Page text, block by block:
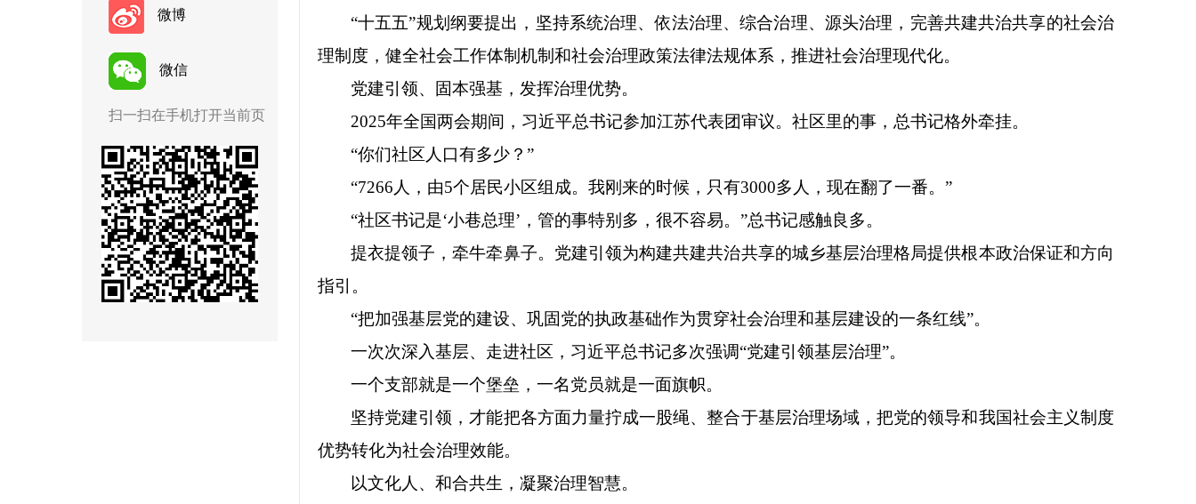
微博
微信
扫一扫在手机打开当前页
“十五五”规划纲要提出，坚持系统治理、依法治理、综合治理、源头治理，完善共建共治共享的社会治
理制度，健全社会工作体制机制和社会治理政策法律法规体系，推进社会治理现代化。
党建引领、固本强基，发挥治理优势。
2025年全国两会期间，习近平总书记参加江苏代表团审议。社区里的事，总书记格外牵挂。
“你们社区人口有多少？”
“7266人，由5个居民小区组成。我刚来的时候，只有3000多人，现在翻了一番。”
“社区书记是‘小巷总理’，管的事特别多，很不容易。”总书记感触良多。
提衣提领子，牵牛牵鼻子。党建引领为构建共建共治共享的城乡基层治理格局提供根本政治保证和方向
指引。
“把加强基层党的建设、巩固党的执政基础作为贯穿社会治理和基层建设的一条红线”。
一次次深入基层、走进社区，习近平总书记多次强调“党建引领基层治理”。
一个支部就是一个堡垒，一名党员就是一面旗帜。
坚持党建引领，才能把各方面力量拧成一股绳、整合于基层治理场域，把党的领导和我国社会主义制度
优势转化为社会治理效能。
以文化人、和合共生，凝聚治理智慧。